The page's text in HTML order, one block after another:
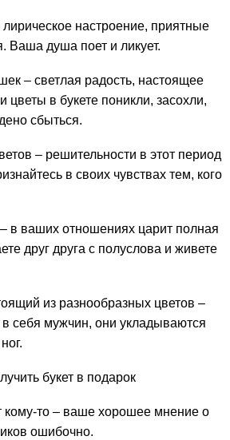
лирическое настроение, приятные
Ваша душа поет и ликует.
– светлая радость, настоящее
цветы в букете поникли, засохли,
сбыться.
– решительности в этот период
в своих чувствах тем, кого
в ваших отношениях царит полная
друг друга с полуслова и живете
из разнообразных цветов –
себя мужчин, они укладываются
букет в подарок
кому-то – ваше хорошее мнение о
ошибочно.